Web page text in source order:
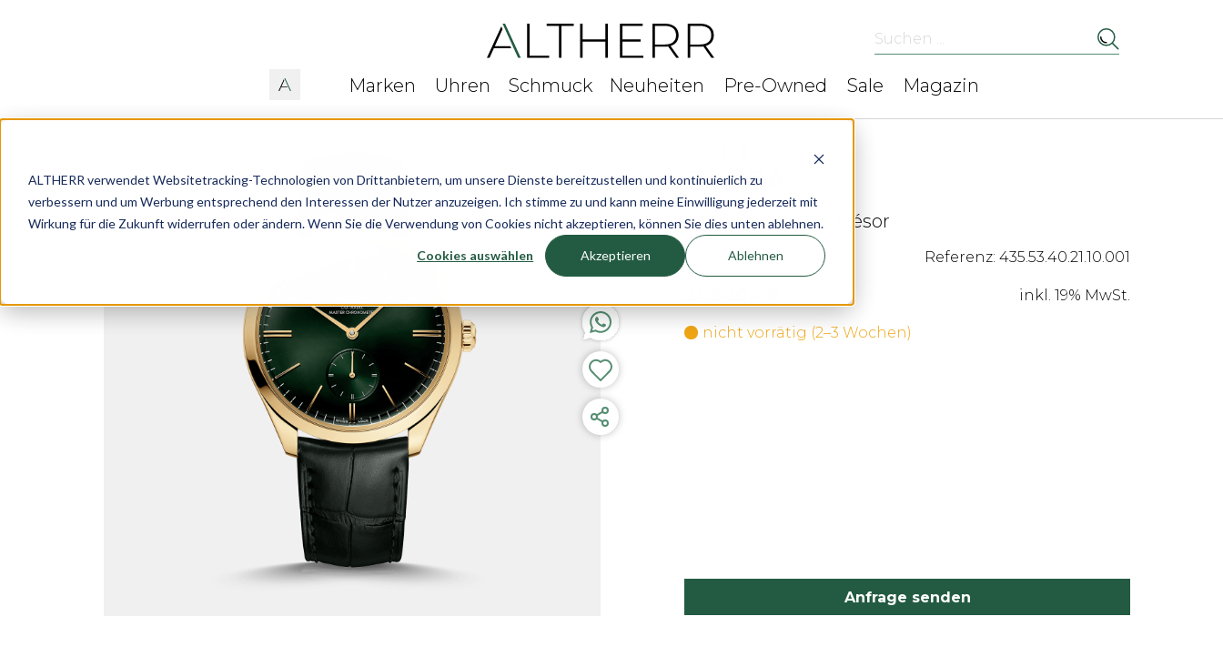
ALTHERR verwendet Websitetracking-Technologien von Drittanbietern, um unsere Dienste bereitzustellen und kontinuierlich zu
verbessern und um Werbung entsprechend den Interessen der Nutzer anzuzeigen. Ich stimme zu und kann meine Einwilligung jederzeit mit
Wirkung für die Zukunft widerrufen oder ändern. Wenn Sie die Verwendung von Cookies nicht akzeptieren, können Sie dies unten ablehnen.
Cookies auswählen Akzeptieren Ablehnen
Suchen ...
Marken Uhren Schmuck Neuheiten Pre-Owned Sale Magazin
OMEGA De Ville Trésor
Ø 40 mm Referenz: 435.53.40.21.10.001
inkl. 19% MwSt.
nicht vorrätig (2–3 Wochen)
Anfrage senden